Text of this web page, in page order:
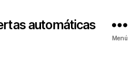
automáticas
Menú